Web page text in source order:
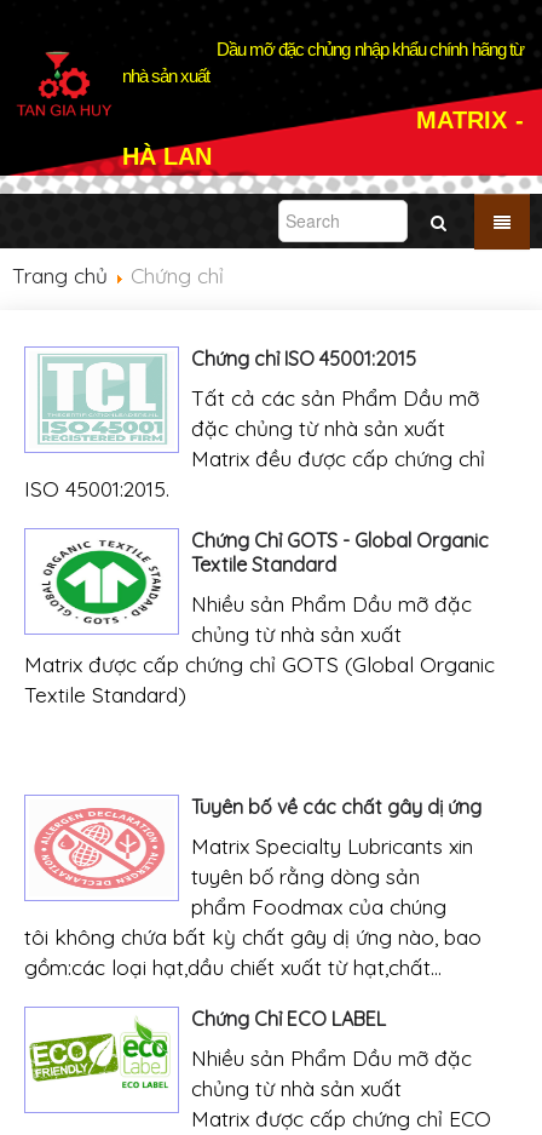
Dầu mỡ đặc chủng nhập khẩu chính hãng từ
nhà sản xuất
MATRIX -
HÀ LAN
Trang chủ Chứng chỉ
Chứng chỉ ISO 45001:2015
Tất cả các sản Phẩm Dầu mỡ
đặc chủng từ nhà sản xuất
Matrix đều được cấp chứng chỉ
ISO 45001:2015.
Chứng Chỉ GOTS - Global Organic
Textile Standard
Nhiều sản Phẩm Dầu mỡ đặc
chủng từ nhà sản xuất
Matrix được cấp chứng chỉ GOTS (Global Organic
Textile Standard)
Tuyên bố về các chất gây dị ứng
Matrix Specialty Lubricants xin
tuyên bố rằng dòng sản
phẩm Foodmax của chúng
tôi không chứa bất kỳ chất gây dị ứng nào, bao
gồm:các loại hạt,dầu chiết xuất từ hạt,chất...
Chứng Chỉ ECO LABEL
Nhiều sản Phẩm Dầu mỡ đặc
chủng từ nhà sản xuất
Matrix được cấp chứng chỉ ECO